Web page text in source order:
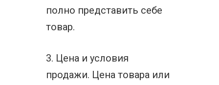
полно представить себе
товар.
3. Цена и условия
продажи. Цена товара или